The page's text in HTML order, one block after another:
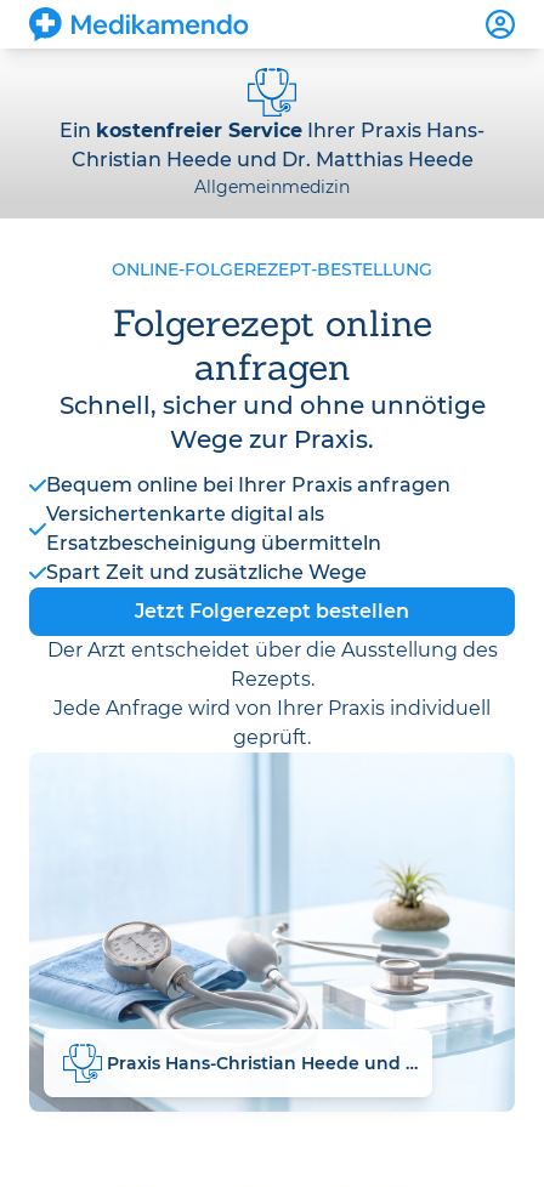
Ein kostenfreier Service Ihrer Praxis Hans-
Christian Heede und Dr. Matthias Heede
Allgemeinmedizin
ONLINE-FOLGEREZEPT-BESTELLUNG
Folgerezept online
anfragen
Schnell, sicher und ohne unnötige
Wege zur Praxis.
Bequem online bei Ihrer Praxis anfragen
Versichertenkarte digital als
Ersatzbescheinigung übermitteln
Spart Zeit und zusätzliche Wege
Jetzt Folgerezept bestellen
Der Arzt entscheidet über die Ausstellung des
Rezepts.
Jede Anfrage wird von Ihrer Praxis individuell
geprüft.
Praxis Hans-Christian Heede und Dr. Matthias Heede